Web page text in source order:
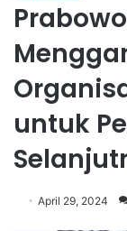
untuk
April 29, 2024